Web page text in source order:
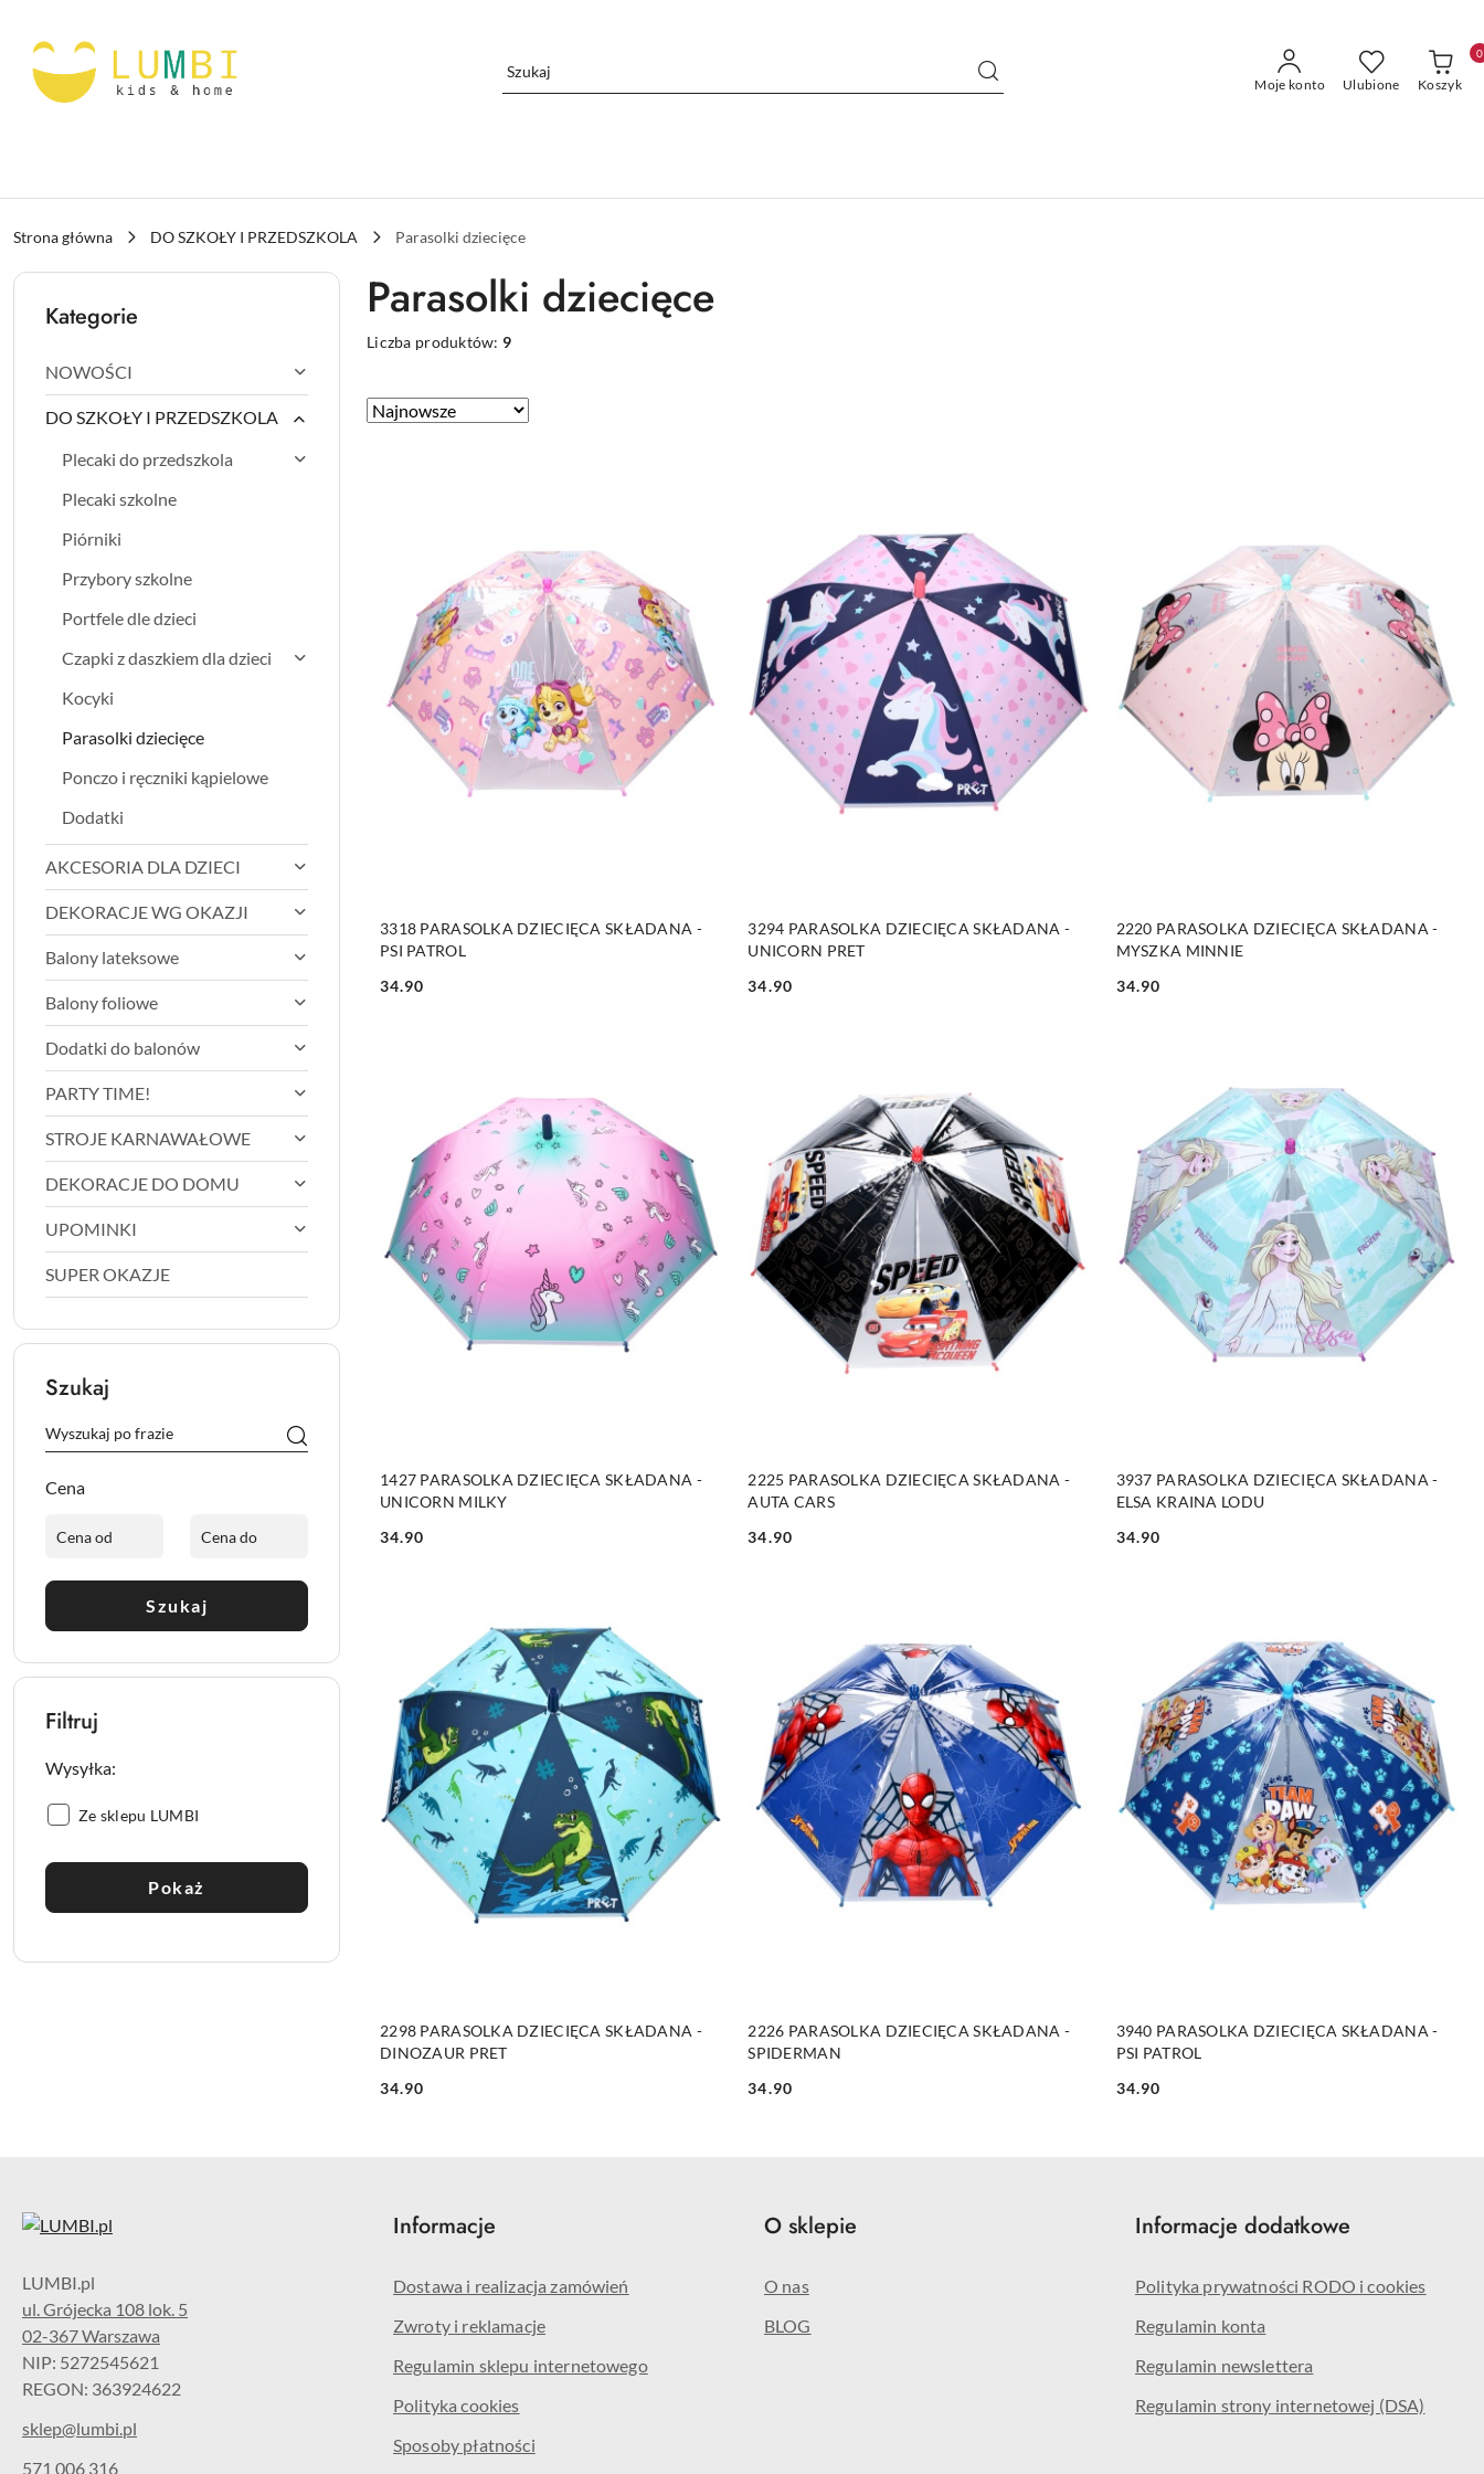
Moje konto Ulubione Koszyk
0
Strona główna DO SZKOŁY I PRZEDSZKOLA Parasolki dziecięce
Kategorie
NOWOŚCI
DO SZKOŁY I PRZEDSZKOLA
Plecaki do przedszkola
Plecaki szkolne
Piórniki
Przybory szkolne
Portfele dle dzieci
Czapki z daszkiem dla dzieci
Kocyki
Parasolki dziecięce
Ponczo i ręczniki kąpielowe
Dodatki
AKCESORIA DLA DZIECI
DEKORACJE WG OKAZJI
Balony lateksowe
Balony foliowe
Dodatki do balonów
PARTY TIME!
STROJE KARNAWAŁOWE
DEKORACJE DO DOMU
UPOMINKI
SUPER OKAZJE
Szukaj
Cena
Szukaj
Filtruj
Wysyłka:
Wysyłka::
Ze sklepu LUMBI
Pokaż
Parasolki dziecięce
Liczba produktów: 9
Zastosowano
Sortuj
3318 PARASOLKA DZIECIĘCA SKŁADANA -
PSI PATROL
Cena:
34.90
3294 PARASOLKA DZIECIĘCA SKŁADANA -
UNICORN PRET
Cena:
34.90
2220 PARASOLKA DZIECIĘCA SKŁADANA -
MYSZKA MINNIE
Cena:
34.90
1427 PARASOLKA DZIECIĘCA SKŁADANA -
UNICORN MILKY
Cena:
34.90
2225 PARASOLKA DZIECIĘCA SKŁADANA -
AUTA CARS
Cena:
34.90
3937 PARASOLKA DZIECIĘCA SKŁADANA -
ELSA KRAINA LODU
Cena:
34.90
2298 PARASOLKA DZIECIĘCA SKŁADANA -
DINOZAUR PRET
Cena:
34.90
2226 PARASOLKA DZIECIĘCA SKŁADANA -
SPIDERMAN
Cena:
34.90
3940 PARASOLKA DZIECIĘCA SKŁADANA -
PSI PATROL
Cena:
34.90
ul. Grójecka 108 lok. 5
02-367 Warszawa
NIP: 5272545621
REGON: 363924622
sklep@lumbi.pl
571 006 316
Informacje
Dostawa i realizacja zamówień
Zwroty i reklamacje
Regulamin sklepu internetowego
Polityka cookies
Sposoby płatności
O sklepie
O nas
BLOG
Informacje dodatkowe
Polityka prywatności RODO i cookies
Regulamin konta
Regulamin newslettera
Regulamin strony internetowej (DSA)